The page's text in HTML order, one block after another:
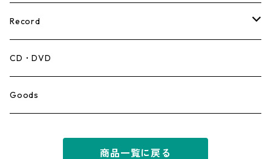
Record
Mento,Calypso,Ballad
Ska
CD・DVD
Goods
商品一覧に戻る